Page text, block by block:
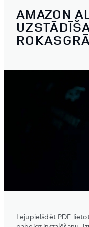
AMAZON
Lejupielādēt PDF